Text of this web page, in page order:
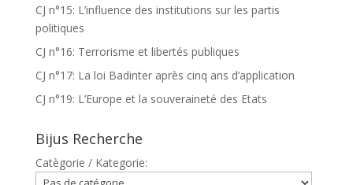
CJ n°15: L’influence des institutions sur les partis
politiques
CJ n°16: Terrorisme et libertés publiques
CJ n°17: La loi Badinter après cinq ans d’application
CJ n°19: L’Europe et la souveraineté des Etats
Bijus Recherche
Catègorie / Kategorie: